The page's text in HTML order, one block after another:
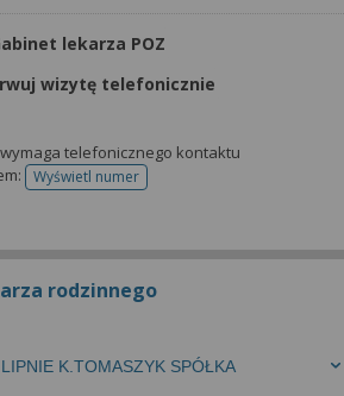
lekarza POZ
wizytę telefonicznie
telefonicznego kontaktu
Wyświetl numertelefonu do rejestracji
rodzinnego
K.TOMASZYK SPÓŁKA